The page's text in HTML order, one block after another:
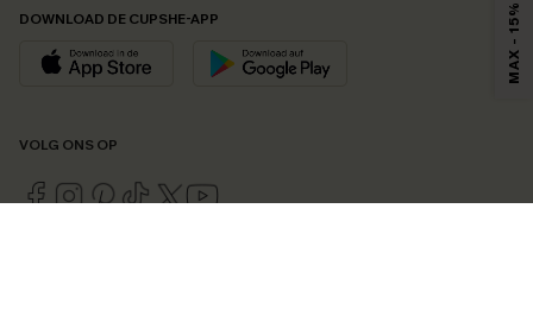
DOWNLOAD DE CUPSHE-APP
VOLG ONS OP
MAX - 15%